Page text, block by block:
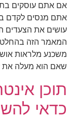
אם אתם עוסקים
אתם מנסים לקדם
עושים את הצעדים
המאמר הזה בהחלט
משכנע מלראות
שאם הוא מעלה את
תוכן
כדאי